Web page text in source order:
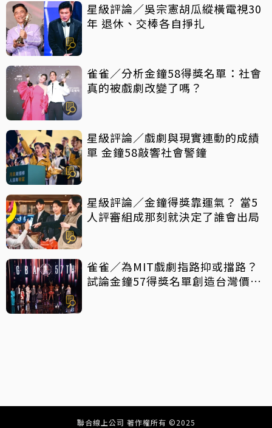
星級評論／吳宗憲胡瓜縱橫電視30
年 退休、交棒各自掙扎
雀雀／分析金鐘58得獎名單：社會
真的被戲劇改變了嗎？
星級評論／戲劇與現實連動的成績
單 金鐘58敲響社會警鐘
星級評論／金鐘得獎靠運氣？ 當5
人評審組成那刻就決定了誰會出局
雀雀／為MIT戲劇指路抑或擋路？
試論金鐘57得獎名單創造台灣價值
聯合線上公司 著作權所有 ©2025